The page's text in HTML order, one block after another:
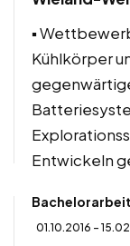
▪
Kühlkörper
Entwickeln
01.10.2016 -